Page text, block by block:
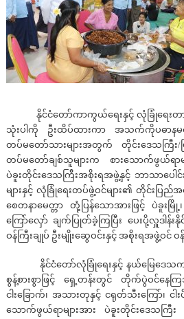
နိုင်ငံတော်ကာကွယ်ရေးနှင့် လုံခြုံရေးတာဝ
သုံးပါကို ဦးထိပ်ထားကာ အသက်ကိုပဓာနမ
တပ်မတော်သားများအတွက် တိုင်းဒေသကြီး/
တပ်မတော်ချစ်သူများက စားသောက်ဖွယ်ရ
ပဲခူးတိုင်းဒေသကြီးအစိုးရအဖွဲ့နှင့် ဘာသာပေ
များနှင့် လုံခြုံရေးတပ်ဖွဲ့ဝင်များ၏ တိုင်းပြည်
စေတနာမေတ္တာ တုံ့ပြန်သောအားဖြင့် ပဲခူးမြို့
ကြော်လှော် ချက်ပြုတ်ခဲ့ကြပြီး ပေးပို့လှူဒါန်း
ဝန်ကြီးချုပ် ဦးမျိုးဆွေဝင်းနှင့် အစိုးရအဖွဲ့ဝ
နိုင်ငံတော်လုံခြုံရေးနှင့် နယ်မြေဒေ
စွန့်စားစွာဖြင့် ရှေ့တန်းတွင် တိုက်ပွဲဝင်နေ
ငါးခြောက်၊ အသားတုနှင့် ငရုတ်သီးကြော်၊ ငါ
သောက်ဖွယ်ရာများအား ပဲခူးတိုင်းဒေသကြီ